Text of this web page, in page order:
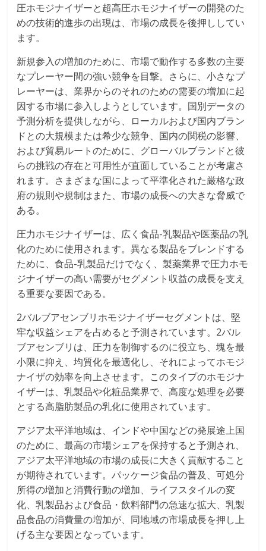
圧ホモジナイザーと超高圧ホモジナイザーの開発のた
めの技術的進歩の出現は、市場の成長を後押ししてい
ます。
新規参入の増加のために、市場で動作する多数の主要
なプレーヤー間の強い競争を目撃。さらに、小さなプ
レーヤーは、業界からのそれのための需要の増加に起
因する市場に参入しようとしています。国別データの
予測分析を提供しながら、ローカルおよび国内ブラン
ドとの大規模または希少な競争、国内の関税の影響、
および貿易ルートのために、グローバルブランドと彼
らの挑戦の存在と可用性が直面していることが考慮さ
れます。さまざまな国によって平準化された厳格な政
府の規則や規制はまた、市場の成長への大きな脅威で
ある。
圧力ホモジナイザーは、広く食品-乳製品や医薬品の乳
化のために使用されます。異なる製品をブレンドする
ために、食品-乳製品だけでなく、製薬業界で圧力ホモ
ジナイザーの高い需要がセグメント収益の成長を支え
る重要な要因である。
2バルブアセンブリホモジナイザーセグメントは、堅
牢な収益シェアを占めると予測されています。2バル
ブアセンブリは、圧力を制御するのに役立ち、塊を最
小限に抑え、均質化を最適化し、それによってホモジ
ナイザの効率を向上させます。このタイプのホモジナ
イザーは、乳製品や化粧品業界で、高度な処理を必要
とする高脂肪製品の乳化に使用されています。
アジア太平洋地域は、インドや中国などの発展途上国
のために、最高の市場シェアを保持すると予測され、
アジア太平洋地域の市場の成長に大きく貢献すること
が期待されています。パッケージ食品の普及、可処分
所得の増加と消費行動の増加、ライフスタイルの変
化、乳製品および食品・飲料部門の急速な拡大、乳製
品食品の消費量の増加が、同地域の市場成長を押し上
げる主な要因となっています。